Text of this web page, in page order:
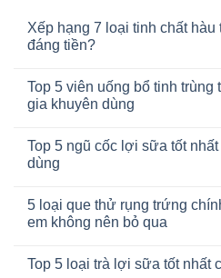
Xếp hạng 7 loại tinh chất
đáng tiền?
Top 5 viên uống bổ tinh
gia khuyên dùng
Top 5 ngũ cốc lợi sữa tốt
dùng
5 loại que thử rụng trứng
em không nên bỏ qua
Top 5 loại trà lợi sữa tốt nhất